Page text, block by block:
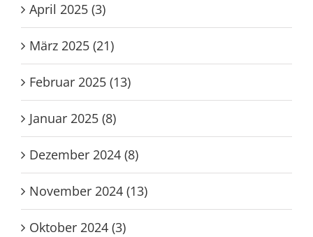
April 2025 (3)
März 2025 (21)
Februar 2025 (13)
Januar 2025 (8)
Dezember 2024 (8)
November 2024 (13)
Oktober 2024 (3)